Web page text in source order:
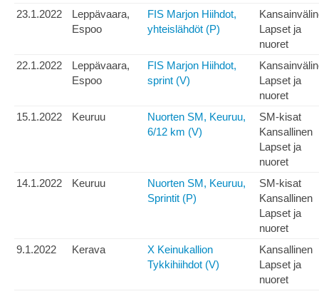
23.1.2022
Leppävaara,
Espoo
FIS Marjon Hiihdot,
yhteislähdöt (P)
Lapset ja
nuoret
22.1.2022
Leppävaara,
Espoo
FIS Marjon Hiihdot,
sprint (V)
Lapset ja
nuoret
15.1.2022
Keuruu
Nuorten SM, Keuruu,
6/12 km (V)
SM-kisat
Kansallinen
Lapset ja
nuoret
14.1.2022
Keuruu
Nuorten SM, Keuruu,
Sprintit (P)
SM-kisat
Kansallinen
Lapset ja
nuoret
9.1.2022
Kerava
X Keinukallion
Tykkihiihdot (V)
Kansallinen
Lapset ja
nuoret